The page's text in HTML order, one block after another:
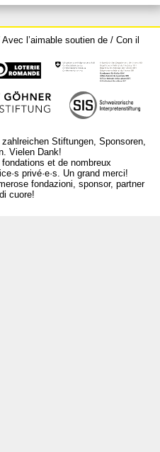
l’aimable soutien de / Con il
Stiftungen, Sponsoren,
Vielen Dank!
et de nombreux
privé·e·s. Un grand merci!
fondazioni, sponsor, partner
cuore!